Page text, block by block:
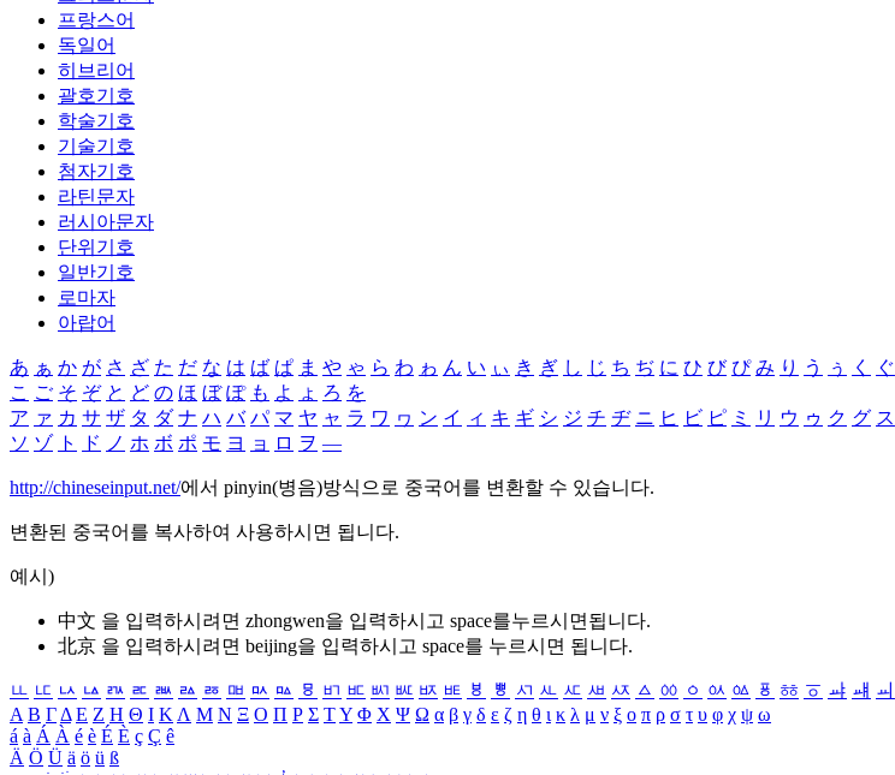
프랑스어
독일어
히브리어
괄호기호
학술기호
기술기호
첨자기호
라틴문자
러시아문자
단위기호
일반기호
로마자
아랍어
あ ぁ か が さ ざ た だ な は ば ぱ ま や ゃ ら わ ゎ ん い ぃ き ぎ し じ ち ぢ に ひ び ぴ み り う ぅ く ぐ
こ ご そ ぞ と ど の ほ ぼ ぽ も よ ょ ろ を
ア ァ カ サ ザ タ ダ ナ ハ バ パ マ ヤ ャ ラ ワ ヮ ン イ ィ キ ギ シ ジ チ ヂ ニ ヒ ビ ピ ミ リ ウ ゥ ク グ ス
ソ ゾ ト ド ノ ホ ボ ポ モ ヨ ョ ロ ヲ ―
http://chineseinput.net/에서 pinyin(병음)방식으로 중국어를 변환할 수 있습니다.
변환된 중국어를 복사하여 사용하시면 됩니다.
예시)
中文 을 입력하시려면 zhongwen을 입력하시고 space를누르시면됩니다.
北京 을 입력하시려면 beijing을 입력하시고 space를 누르시면 됩니다.
ㅥ ㅦ ㅧ ㅨ ㅩ ㅪ ㅫ ㅬ ㅭ ㅮ ㅯ ㅰ ㅱ ㅲ ㅳ ㅴ ㅵ ㅶ ㅷ ㅸ ㅹ ㅺ ㅻ ㅼ ㅽ ㅾ ㅿ ㆀ ㆁ ㆂ ㆃ ㆄ ㆅ ㆆ ㆇ ㆈ ㆉ
Α Β ΓΔ Ε Ζ Η Θ Ι ΚΛ Μ Ν Ξ Ο Π Ρ Σ ΤΥ Φ Χ Ψ Ω α β γ δ ε ζ η θ ι κ λ μ ν ξ ο π ρ σ τ υ φ χ ψ ω
á à Á À é è É È ç Ç ê
Ä Ö Ü ä ö ü ß